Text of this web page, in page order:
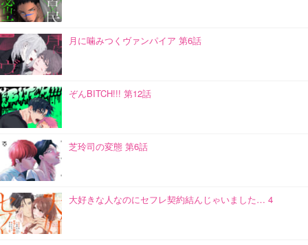
月に噛みつくヴァンパイア 第6話
ぞんBITCH!!! 第12話
芝玲司の変態 第6話
大好きな人なのにセフレ契約結んじゃいました… 4